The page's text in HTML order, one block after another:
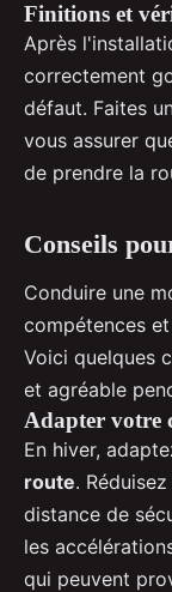
Finitions et
Après
correctement
défaut. Faites
vous assurer
de prendre la
Conseils
Conduire une
compétences
Voici quelques
et agréable
Adapter votre
En hiver,
route.
distance de
les
qui peuvent